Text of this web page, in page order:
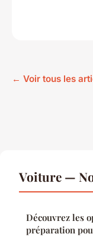
← Voir tous les
Voiture —
Découvrez les
préparation